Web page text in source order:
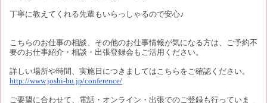
丁寧に教えてくれる先輩もいらっしゃるので安心♪
こちらのお仕事の相談、その他のお仕事情報が気になる方は、ご予約不
要のお仕事紹介・相談・出張登録会もご活用ください。
詳しい場所や時間、実施日につきましてはこちらをご確認ください。
http://www.joshi-bu.jp/conference/
ご要望に合わせて、電話・オンライン・出張でのご登録も行っていま